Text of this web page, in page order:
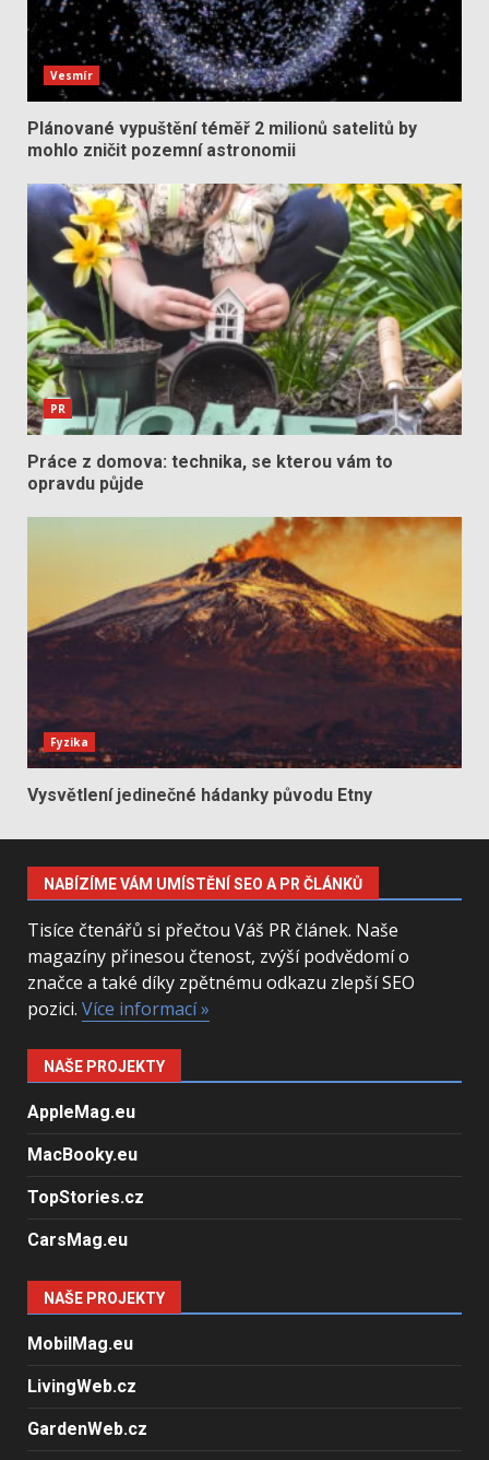
Vesmír
Plánované vypuštění téměř 2 milionů satelitů by
mohlo zničit pozemní astronomii
PR
Práce z domova: technika, se kterou vám to
opravdu půjde
Fyzika
Vysvětlení jedinečné hádanky původu Etny
NABÍZÍME VÁM UMÍSTĚNÍ SEO A PR ČLÁNKŮ
Tisíce čtenářů si přečtou Váš PR článek. Naše
magazíny přinesou čtenost, zvýší podvědomí o
značce a také díky zpětnému odkazu zlepší SEO
pozici. Více informací »
NAŠE PROJEKTY
AppleMag.eu
MacBooky.eu
TopStories.cz
CarsMag.eu
NAŠE PROJEKTY
MobilMag.eu
LivingWeb.cz
GardenWeb.cz